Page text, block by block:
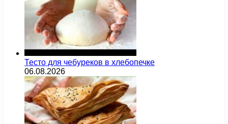
Тесто для чебуреков в хлебопечке
06.08.2026